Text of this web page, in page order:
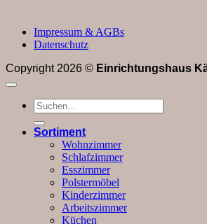
Impressum & AGBs
Datenschutz
Copyright 2026 © Einrichtungshaus
Suchen
nach:
Sortiment
Wohnzimmer
Schlafzimmer
Esszimmer
Polstermöbel
Kinderzimmer
Arbeitszimmer
Küchen